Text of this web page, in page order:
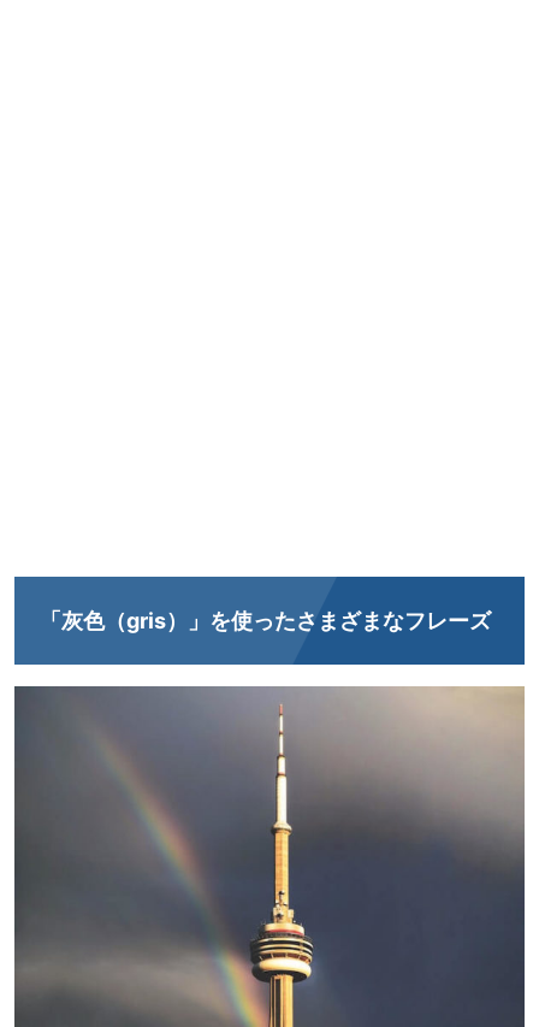
「灰色（gris）」を使ったさまざまなフレーズ